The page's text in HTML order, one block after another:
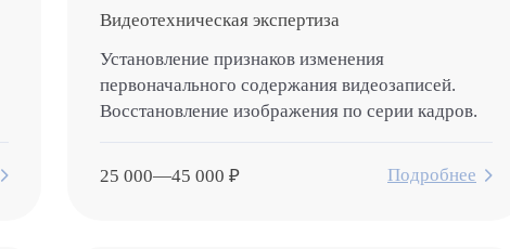
Видеотехническая экспертиза
Установление признаков изменения
первоначального содержания видеозаписей.
Восстановление изображения по серии кадров.
25 000—45 000 ₽ Подробнее